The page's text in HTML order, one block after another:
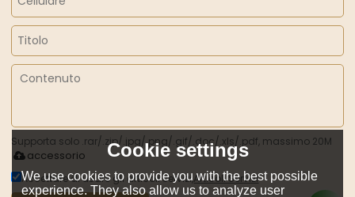
Supporta solo .rar/.zip/.jpg/.png/.gif/.doc/.xls/.pdf, massimo 20M
accessorio
Accettare di usare gli articoli servizi,Articoli Servizi
Cookie settings
We use cookies to provide you with the best possible
experience. They also allow us to analyze user